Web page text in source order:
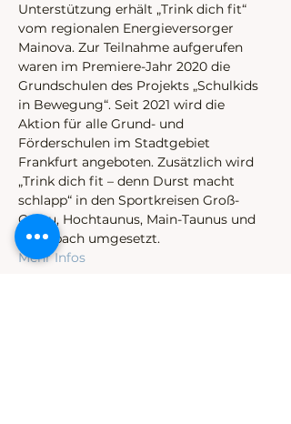
Unterstützung erhält „Trink dich fit“
vom regionalen Energieversorger
Mainova. Zur Teilnahme aufgerufen
waren im Premiere-Jahr 2020 die
Grundschulen des Projekts „Schulkids
in Bewegung“. Seit 2021 wird die
Aktion für alle Grund- und
Förderschulen im Stadtgebiet
Frankfurt angeboten. Zusätzlich wird
„Trink dich fit – denn Durst macht
schlapp“ in den Sportkreisen Groß-
Gerau, Hochtaunus, Main-Taunus und
Offenbach umgesetzt.
Mehr Infos